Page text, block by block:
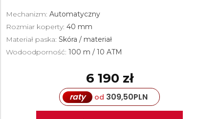
Mechanizm: Automatyczny
Rozmiar koperty: 40 mm
Materiał paska: Skóra / materiał
Wodoodporność: 100 m / 10 ATM
6 190 zł
raty od 309,50PLN